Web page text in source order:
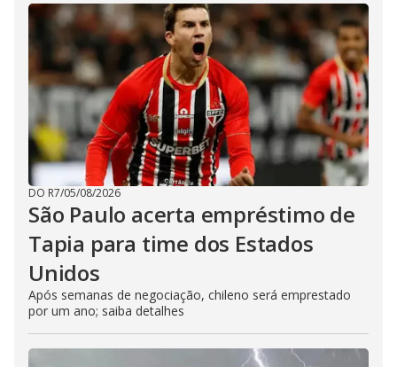
DO R7/05/08/2026
São Paulo acerta empréstimo de
Tapia para time dos Estados
Unidos
Após semanas de negociação, chileno será emprestado
por um ano; saiba detalhes